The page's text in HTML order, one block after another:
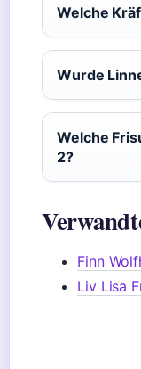
Welche
Wurde
Welche
2?
Finn
Liv Lisa